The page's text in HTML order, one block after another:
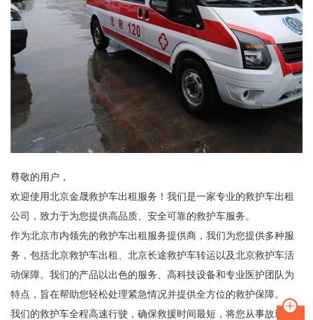
尊敬的用户，
欢迎使用北京金晟救护车出租服务！我们是一家专业的救护车出租
公司，致力于为您提供高品质、安全可靠的救护车服务。
作为北京市内领先的救护车出租服务提供商，我们为您提供多种服
务，包括北京救护车出租、北京长途救护车转运以及北京救护车活
动保障。我们的产品以出色的服务、高科技设备和专业医护团队为
特点，旨在帮助您轻松处理紧急情况并提供全方位的救护保障。
我们的救护车全程高速行驶，确保救援时间最短，将您从事故现场